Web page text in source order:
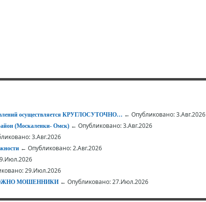
осуществляется КРУГЛОСУТОЧНО… ← Опубликовано: 3.Авг.2026
(Москаленки- Омск) ← Опубликовано: 3.Авг.2026
3.Авг.2026
← Опубликовано: 2.Авг.2026
29.Июл.2026
МОШЕННИКИ ← Опубликовано: 27.Июл.2026